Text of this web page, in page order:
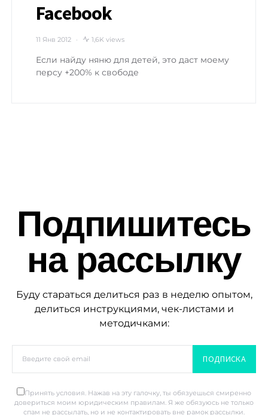
Facebook
11 Янв 2012 1,6K views
Если найду няню для детей, это даст моему
персу +200% к свободе
Подпишитесь
на рассылку
Буду стараться делиться раз в неделю опытом,
делиться инструкциями, чек-листами и
методичками:
ПОДПИСКА
Принять условия. Нажав на эту галочку, ты обязуешься смиренно
довериться моим юридическим правилам. Я же обязуюсь не только
спам не рассылать, но и не контактировать вне рамок рассылки.